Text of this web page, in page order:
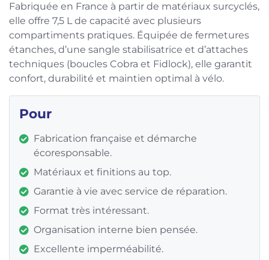
Fabriquée en France à partir de matériaux surcyclés,
elle offre 7,5 L de capacité avec plusieurs
compartiments pratiques. Équipée de fermetures
étanches, d’une sangle stabilisatrice et d’attaches
techniques (boucles Cobra et Fidlock), elle garantit
confort, durabilité et maintien optimal à vélo.
Pour
Fabrication française et démarche
écoresponsable.
Matériaux et finitions au top.
Garantie à vie avec service de réparation.
Format très intéressant.
Organisation interne bien pensée.
Excellente imperméabilité.